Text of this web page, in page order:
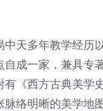
天多年教学经历
成一家，兼具专
《西方古典美学
络明晰的美学地图